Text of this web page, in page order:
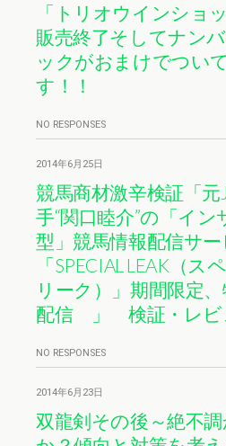
「トリオウインショ
販売終了そしてナン
ックがおまけでつい
す！！
NO RESPONSES
2014年6月25日
競馬商材激辛検証「元
手“関口睦介”の「イン
型」競馬情報配信サー
「SPECIAL LEAK（ス
リーク）」期間限定
配信 」 検証・レビ
NO RESPONSES
2014年6月23日
双龍剣その後～絶不調